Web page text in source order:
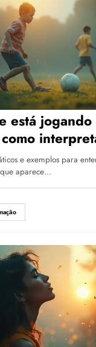
está
e exemplos para
aparece…